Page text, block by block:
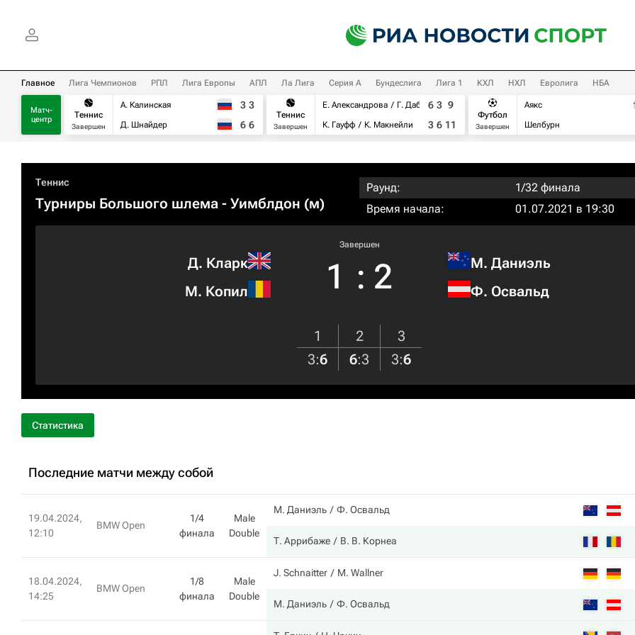
Главное Лига Чемпионов РПЛ Лига Европы АПЛ Ла Лига Серия А Бундеслига Лига 1 КХЛ НХЛ Евролига НБА
Матч-
центр
Теннис
Завершен
А. Калинская
Д. Шнайдер
3 3
6 6
Теннис
Завершен
Е. Александрова
Г. Дабровски
К. Гауфф
К. Макнейли
6 3 9
3 6 11
Футбол
Завершен
Аякс
Шелбурн
Теннис
Турниры Большого шлема - Уимблдон (м)
Раунд:
1/32 финала
Время начала:
01.07.2021 в 19:30
Д. Кларк
М. Копил
Завершен
1 : 2
М. Даниэль
Ф. Освальд
1 2
3
3:6 6:3 3:6
Статистика
Последние матчи между собой
19.04.2024,
12:10
BMW Open
1/4
финала
Male
Double
М. Даниэль Ф. Освальд
Т. Аррибаже В. В. Корнеа
18.04.2024,
14:25
BMW Open
1/8
финала
Male
Double
J. Schnaitter M. Wallner
М. Даниэль Ф. Освальд